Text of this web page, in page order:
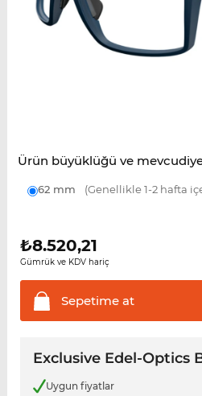
Ürün büyüklüğü ve
62 mm (Genellikle 1-2 hafta
₺8.520,21
Gümrük ve KDV hariç
Sepetimeat
Exclusive Edel-Optics
Uygun fiyatlar